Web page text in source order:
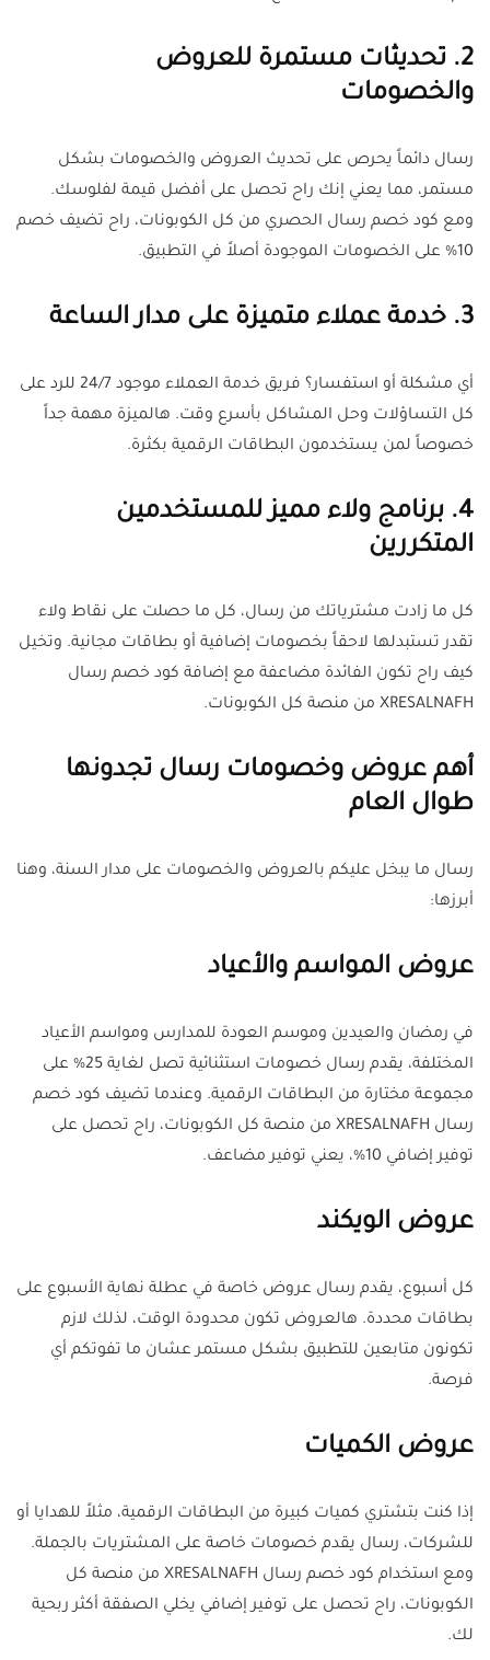
2. تحديثات مستمرة للعروض
والخصومات
رسال دائماً يحرص على تحديث العروض والخصومات بشكل
مستمر، مما يعني إنك راح تحصل على أفضل قيمة لفلوسك.
ومع كود خصم رسال الحصري من كل الكوبونات، راح تضيف خصم
10% على الخصومات الموجودة أصلاً في التطبيق.
3. خدمة عملاء متميزة على مدار الساعة
أي مشكلة أو استفسار؟ فريق خدمة العملاء موجود 24/7 للرد على
كل التساؤلات وحل المشاكل بأسرع وقت. هالميزة مهمة جداً
خصوصاً لمن يستخدمون البطاقات الرقمية بكثرة.
4. برنامج ولاء مميز للمستخدمين
المتكررين
كل ما زادت مشترياتك من رسال، كل ما حصلت على نقاط ولاء
تقدر تستبدلها لاحقاً بخصومات إضافية أو بطاقات مجانية. وتخيل
كيف راح تكون الفائدة مضاعفة مع إضافة كود خصم رسال
XRESALNAFH من منصة كل الكوبونات.
أهم عروض وخصومات رسال تجدونها
طوال العام
رسال ما يبخل عليكم بالعروض والخصومات على مدار السنة، وهنا
أبرزها:
عروض المواسم والأعياد
في رمضان والعيدين وموسم العودة للمدارس ومواسم الأعياد
المختلفة، يقدم رسال خصومات استثنائية تصل لغاية 25% على
مجموعة مختارة من البطاقات الرقمية. وعندما تضيف كود خصم
رسال XRESALNAFH من منصة كل الكوبونات، راح تحصل على
توفير إضافي 10%، يعني توفير مضاعف.
عروض الويكند
كل أسبوع، يقدم رسال عروض خاصة في عطلة نهاية الأسبوع على
بطاقات محددة. هالعروض تكون محدودة الوقت، لذلك لازم
تكونون متابعين للتطبيق بشكل مستمر عشان ما تفوتكم أي
فرصة.
عروض الكميات
إذا كنت بتشتري كميات كبيرة من البطاقات الرقمية، مثلاً للهدايا أو
للشركات، رسال يقدم خصومات خاصة على المشتريات بالجملة.
ومع استخدام كود خصم رسال XRESALNAFH من منصة كل
الكوبونات، راح تحصل على توفير إضافي يخلي الصفقة أكثر ربحية
لك.